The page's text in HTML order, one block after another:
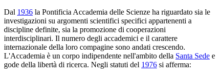
Dal 1936 la Pontificia Accademia delle Scienze ha riguardato sia le
investigazioni su argomenti scientifici specifici appartenenti a
discipline definite, sia la promozione di cooperazioni
interdisciplinari. Il numero degli accademici e il carattere
internazionale della loro compagine sono andati crescendo.
L'Accademia è un corpo indipendente nell'ambito della Santa Sede e
gode della libertà di ricerca. Negli statuti del 1976 si afferma: